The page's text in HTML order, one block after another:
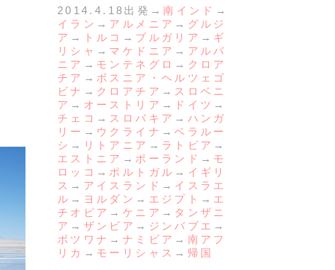
2014.4.18出発→南インド →
イラン → アルメニア → グルジ
ア → トルコ → ブルガリア → ギ
リシャ → マケドニア → アルバ
ニア → モンテネグロ → クロア
チア → ボスニア・ヘルツェゴ
ビナ → クロアチア → スロベニ
ア → オーストリア → ドイツ →
チェコ → スロバキア → ハンガ
リー → ウクライナ →ベラルー
シ → リトアニア → ラトビア →
エストニア → ポーランド → モ
ロッコ → ポルトガル → イギリ
ス → アイスランド → イスラエ
ル → ヨルダン → エジプト → エ
チオピア → ケニア → タンザニ
ア → ザンビア → ジンバブエ →
ボツワナ → ナミビア → 南アフ
リカ → モーリシャス → 帰国